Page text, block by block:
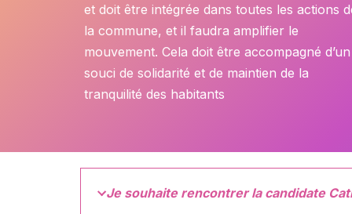
et doit être intégrée dans toutes les actions
la commune, et il faudra amplifier le
mouvement. Cela doit être accompagné d’un
souci de solidarité et de maintien de la
tranquilité des habitants
Je souhaite rencontrer la candidate